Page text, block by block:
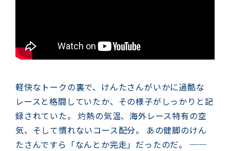
軽快なトークの裏で、けんたさんがいかに過酷な
レースと格闘していたか、その様子がしっかりと記
録されていた。 灼熱の気温、海外レース特有の空
気、そして慣れないコース配分。 あの健脚のけん
たさんですら「なんとか完走」だったのだ。 ──